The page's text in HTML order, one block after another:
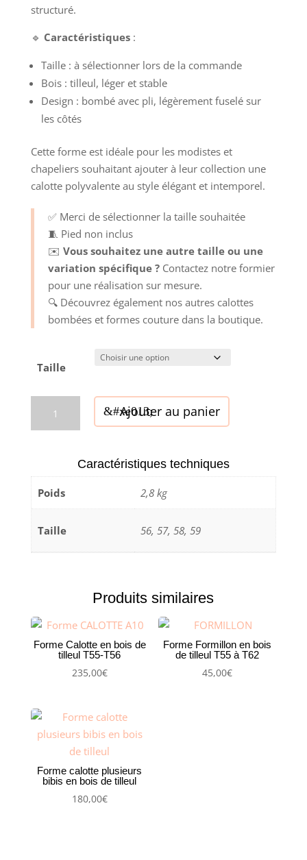
structuré.
🔹 Caractéristiques:
Taille : à sélectionner lors de la commande
Bois : tilleul, léger et stable
Design : bombé avec pli, légèrement fuselé sur
les côtés
Cette forme est idéale pour les modistes et
chapeliers souhaitant ajouter à leur collection une
calotte polyvalente au style élégant et intemporel.
✅ Merci de sélectionner la taille souhaitée
🧵 Pied non inclus
✉️ Vous souhaitez une autre taille ou une
variation spécifique ?Contactez notre formier
pour une réalisation sur mesure.
🔍 Découvrez également nos autres calottes
bombées et formes couture dans la boutique.
Taille
-
Calotte
fuselée
Ajouter au panier
Caractéristiques techniques
Poids 2,8 kg
Taille 56, 57, 58, 59
Produits similaires
Forme Calotte en bois de
tilleul T55-T56
235,00€
Forme Formillon en bois
de tilleul T55 à T62
45,00€
Forme calotte plusieurs
bibis en bois de tilleul
180,00€